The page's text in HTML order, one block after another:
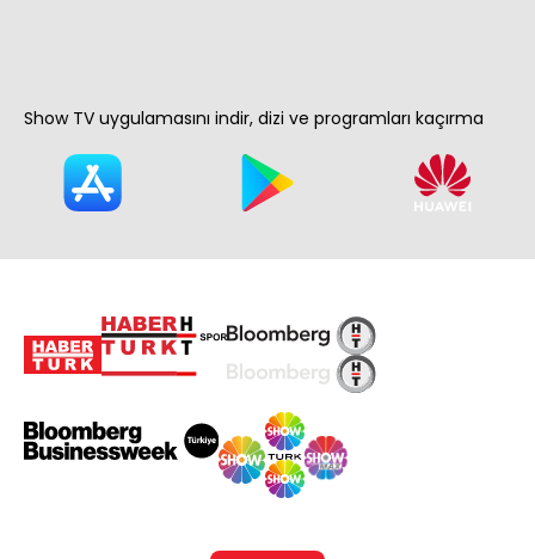
Show TV uygulamasını indir, dizi ve programları kaçırma